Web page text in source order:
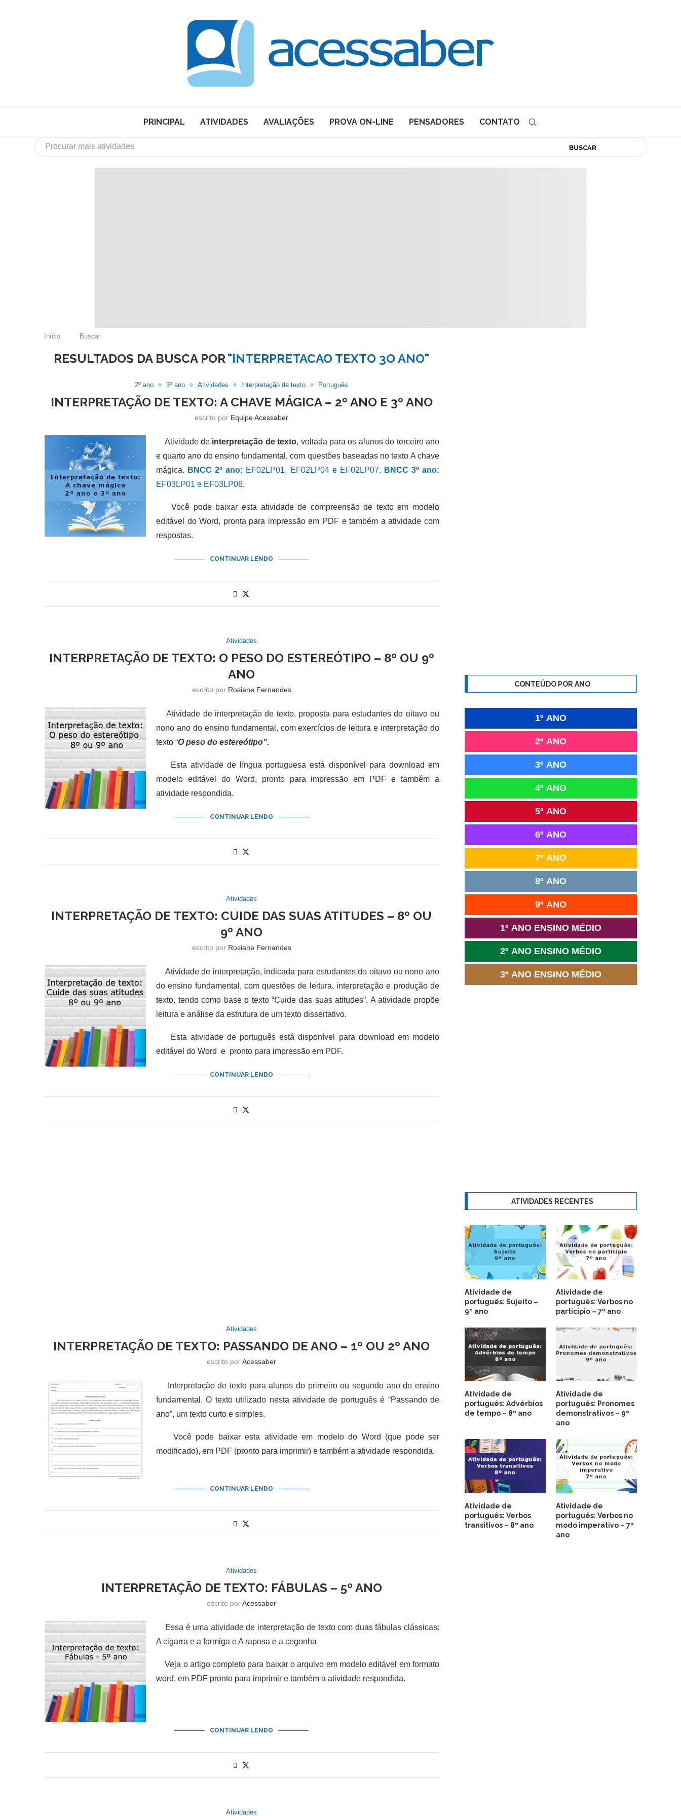
PRINCIPAL ATIVIDADES AVALIAÇÕES PROVA ON-LINE PENSADORES CONTATO
BUSCAR
Início Buscar
RESULTADOS DA BUSCA POR"INTERPRETACAO TEXTO 3O ANO"
2º ano 3º ano Atividades Interpretação de texto Português
INTERPRETAÇÃO DE TEXTO: A CHAVE MÁGICA – 2º ANO E 3º ANO
escrito por Equipe Acessaber
Atividade de interpretação de texto, voltada para os alunos do terceiro ano
e quarto ano do ensino fundamental, com questões baseadas no texto A chave
mágica. BNCC 2º ano: EF02LP01, EF02LP04 e EF02LP07. BNCC 3º ano:
EF03LP01 e EF03LP06.
Você pode baixar esta atividade de compreensão de texto em modelo
editável do Word, pronta para impressão em PDF e também a atividade com
respostas.
CONTINUAR LENDO
Atividades
INTERPRETAÇÃO DE TEXTO: O PESO DO ESTEREÓTIPO – 8º OU 9º
ANO
escrito por Rosiane Fernandes
Atividade de interpretação de texto, proposta para estudantes do oitavo ou
nono ano do ensino fundamental, com exercícios de leitura e interpretação do
texto “O peso do estereótipo”.
Esta atividade de língua portuguesa está disponível para download em
modelo editável do Word, pronto para impressão em PDF e também a
atividade respondida.
CONTINUAR LENDO
Atividades
INTERPRETAÇÃO DE TEXTO: CUIDE DAS SUAS ATITUDES – 8º OU
9º ANO
escrito por Rosiane Fernandes
Atividade de interpretação, indicada para estudantes do oitavo ou nono ano
do ensino fundamental, com questões de leitura, interpretação e produção de
texto, tendo como base o texto “Cuide das suas atitudes”. A atividade propõe
leitura e análise da estrutura de um texto dissertativo.
Esta atividade de português está disponível para download em modelo
editável do Word e pronto para impressão em PDF.
CONTINUAR LENDO
Atividades
INTERPRETAÇÃO DE TEXTO: PASSANDO DE ANO – 1º OU 2º ANO
escrito porAcessaber
Interpretação de texto para alunos do primeiro ou segundo ano do ensino
fundamental. O texto utilizado nesta atividade de português é “Passando de
ano”, um texto curto e simples.
Você pode baixar esta atividade em modelo do Word (que pode ser
modificado), em PDF (pronto para imprimir) e também a atividade respondida.
CONTINUAR LENDO
Atividades
INTERPRETAÇÃO DE TEXTO: FÁBULAS – 5º ANO
escrito porAcessaber
Essa é uma atividade de interpretação de texto com duas fábulas clássicas:
A cigarra e a formiga e A raposa e a cegonha
Veja o artigo completo para baixar o arquivo em modelo editável em formato
word, em PDF pronto para imprimir e também a atividade respondida.
CONTINUAR LENDO
Atividades
CONTEÚDO POR ANO
1º ANO
2º ANO
3º ANO
4º ANO
5º ANO
6º ANO
7º ANO
8º ANO
9º ANO
1º ANO ENSINO MÉDIO
2º ANO ENSINO MÉDIO
3º ANO ENSINO MÉDIO
ATIVIDADES RECENTES
Atividade de
português: Sujeito –
9º ano
Atividade de
português: Verbos no
particípio – 7º ano
Atividade de
português: Advérbios
de tempo – 8º ano
Atividade de
português: Pronomes
demonstrativos – 9º
ano
Atividade de
português: Verbos
transitivos – 8º ano
Atividade de
português: Verbos no
modo imperativo – 7º
ano